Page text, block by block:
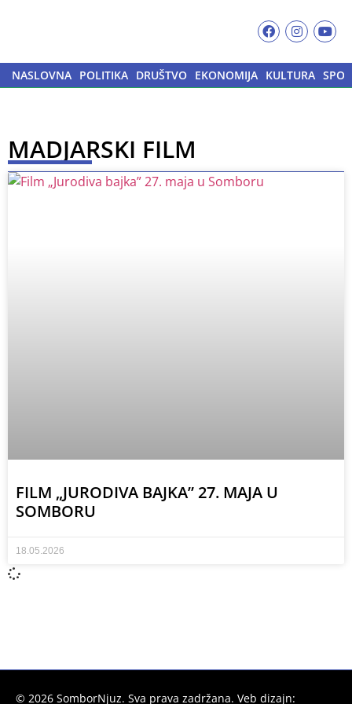
NASLOVNA POLITIKA DRUŠTVO EKONOMIJA KULTURA
MADJARSKI FILM
FILM „JURODIVA BAJKA” 27. MAJA U
SOMBORU
18.05.2026
© 2026 SomborNjuz. Sva prava zadržana. Veb dizajn: